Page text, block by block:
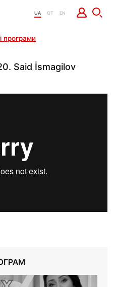
UA QT EN
програми
Said İsmagilov